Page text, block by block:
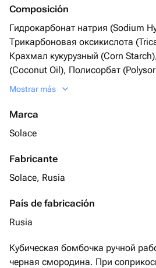
Composición
Гидрокарбонат натрия (Sodium
Трикарбоновая оксикислота
Крахмал кукурузный (Corn
(Coconut Oil), Полисорбат
натрия (Sodium Cocosulfate),
Соль морская (Sea Salt),
Mostrar más
Marca
Solace
Fabricante
Solace, Rusia
País de fabricación
Rusia
Кубическая бомбочка ручной
черная смородина. При